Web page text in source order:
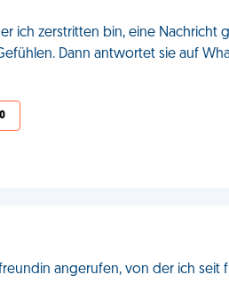
ich zerstritten bin, eine Nachricht
Dann antwortet sie auf
0
angerufen, von der ich seit